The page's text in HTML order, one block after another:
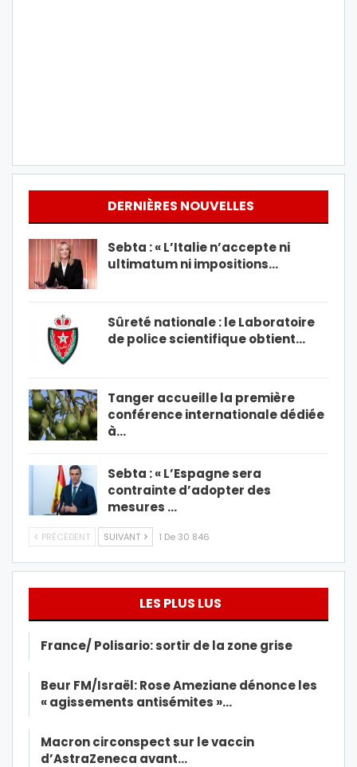
DERNIÈRES NOUVELLES
Sebta : « L’Italie n’accepte ni
ultimatum ni impositions…
Sûreté nationale : le Laboratoire
de police scientifique obtient…
Tanger accueille la première
conférence internationale dédiée
à…
Sebta : « L’Espagne sera
contrainte d’adopter des
mesures …
PRÉCÉDENT SUIVANT 1 De 30 846
LES PLUS LUS
France/ Polisario: sortir de la zone grise
Beur FM/Israël: Rose Ameziane dénonce les
« agissements antisémites »…
Macron circonspect sur le vaccin
d’AstraZeneca avant…